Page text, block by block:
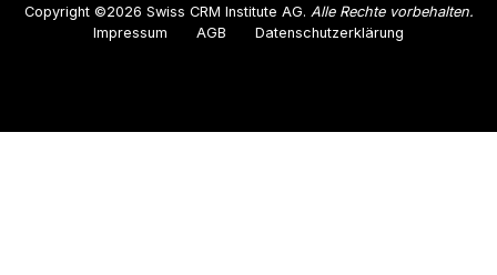
Copyright ©2026 Swiss CRM Institute AG. Alle Rechte vorbehalten.
Impressum
AGB Datenschutzerklärung